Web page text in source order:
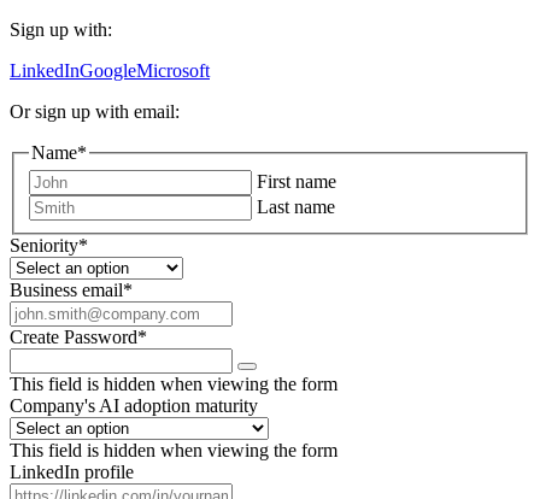
Sign up with:
LinkedInGoogleMicrosoft
Or sign up with email:
Name*
First name
Last name
Seniority*
Business email*
Create Password*
This field is hidden when viewing the form
Company's AI adoption maturity
This field is hidden when viewing the form
LinkedIn profile